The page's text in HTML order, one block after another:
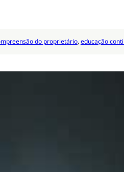
do proprietário, educação